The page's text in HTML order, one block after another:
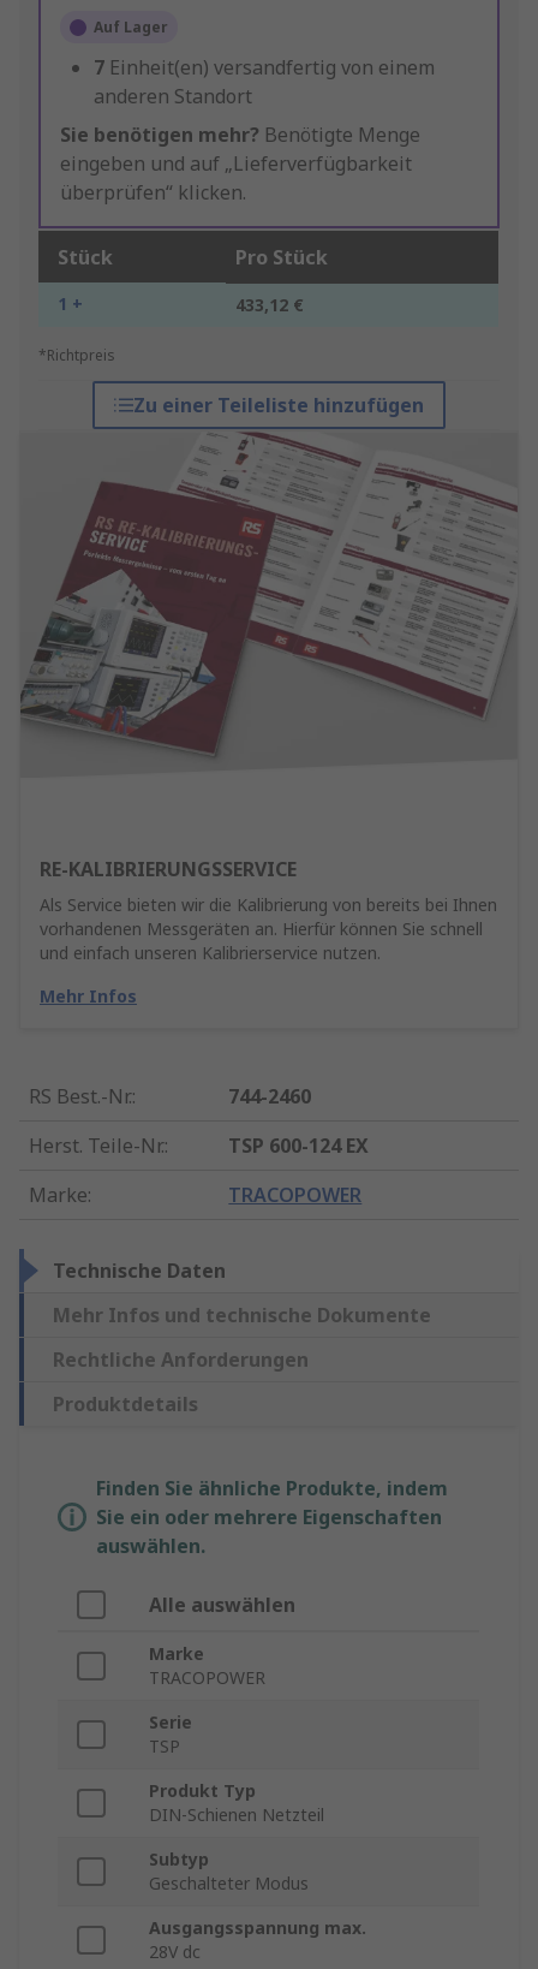
Auf Lager
7 Einheit(en) versandfertig von einem
anderen Standort
Sie benötigen mehr? Benötigte Menge
eingeben und auf „Lieferverfügbarkeit
überprüfen“ klicken.
Stück Pro Stück
1 + 433,12 €
*Richtpreis
Zu einer Teileliste hinzufügen
RE-KALIBRIERUNGSSERVICE
Als Service bieten wir die Kalibrierung von bereits bei Ihnen
vorhandenen Messgeräten an. Hierfür können Sie schnell
und einfach unseren Kalibrierservice nutzen.
Mehr Infos
RS Best.-Nr.:
744-2460
Herst. Teile-Nr.:
TSP 600-124 EX
Marke: TRACOPOWER
Technische Daten
Mehr Infos und technische Dokumente
Rechtliche Anforderungen
Produktdetails
Finden Sie ähnliche Produkte, indem
Sie ein oder mehrere Eigenschaften
auswählen.
Alle auswählen
Marke
TRACOPOWER
Serie
TSP
Produkt Typ
DIN-Schienen Netzteil
Subtyp
Geschalteter Modus
Ausgangsspannung max.
28V dc